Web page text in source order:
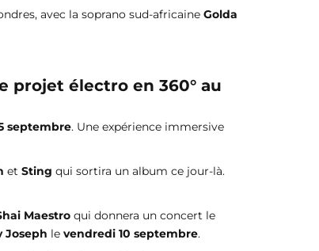
avec la soprano sud-africaine Golda
projet électro en 360° au
septembre. Une expérience immersive
et Sting qui sortira un album ce jour-là.
Maestro qui donnera un concert le
Joseph le vendredi 10 septembre.